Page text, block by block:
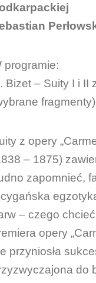
programie:
Bizet – Suity I i II
fragmenty)
z opery
– 1875)
zapomnieć,
– czego
opery
przyniosła
do